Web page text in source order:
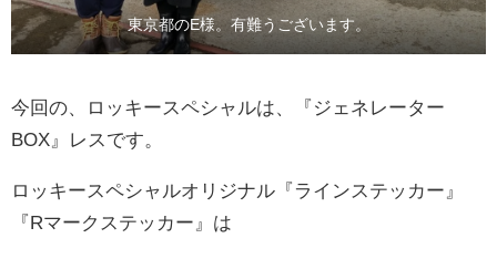
東京都のE様。有難うございます。
今回の、ロッキースペシャルは、『ジェネレーター
BOX』レスです。
ロッキースペシャルオリジナル『ラインステッカー』
『Rマークステッカー』は